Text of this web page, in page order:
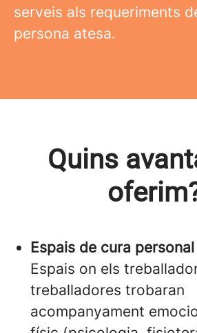
serveis als requeriments
persona atesa.
Quins
Espais de cura personal
Espais on els
treballadores trobaran
acompanyament